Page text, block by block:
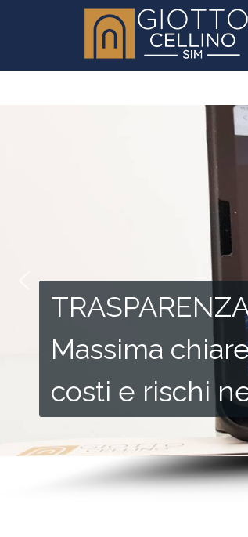
Massima
costi e rischi